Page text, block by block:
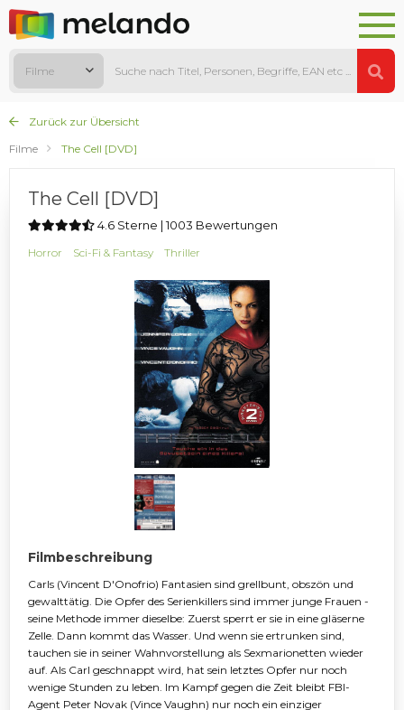
Filme
Zurück zur Übersicht
Filme
The Cell [DVD]
The Cell [DVD]
4.6 Sterne | 1003 Bewertungen
Horror Sci-Fi & Fantasy Thriller
Filmbeschreibung
Carls (Vincent D'Onofrio) Fantasien sind grellbunt, obszön und
gewalttätig. Die Opfer des Serienkillers sind immer junge Frauen -
seine Methode immer dieselbe: Zuerst sperrt er sie in eine gläserne
Zelle. Dann kommt das Wasser. Und wenn sie ertrunken sind,
tauchen sie in seiner Wahnvorstellung als Sexmarionetten wieder
auf. Als Carl geschnappt wird, hat sein letztes Opfer nur noch
wenige Stunden zu leben. Im Kampf gegen die Zeit bleibt FBI-
Agent Peter Novak (Vince Vaughn) nur noch ein einziger